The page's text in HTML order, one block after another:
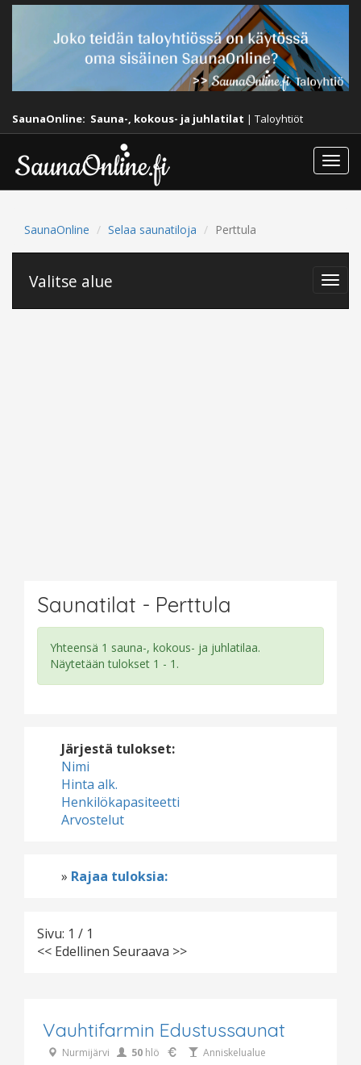
SaunaOnline: Sauna-, kokous- ja juhlatilat | Taloyhtiöt
SaunaOnline Selaa saunatiloja Perttula
Valitse alue
Saunatilat - Perttula
Yhteensä 1 sauna-, kokous- ja juhlatilaa.
Näytetään tulokset 1 - 1.
Järjestä tulokset:
Nimi
Hinta alk.
Henkilökapasiteetti
Arvostelut
» Rajaa tuloksia:
Sivu: 1 / 1
<< Edellinen Seuraava >>
Vauhtifarmin Edustussaunat
Nurmijärvi 50 hlö Anniskelualue